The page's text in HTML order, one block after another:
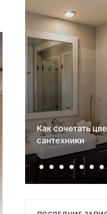
Как сочетать
сантехники